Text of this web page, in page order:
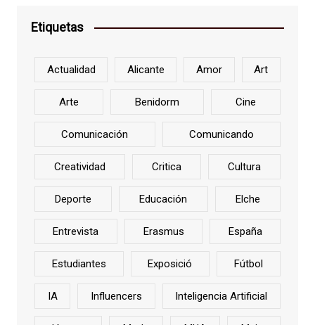
Etiquetas
Actualidad Alicante Amor Art
Arte Benidorm Cine
Comunicación Comunicando
Creatividad Critica Cultura
Deporte Educación Elche
Entrevista Erasmus España
Estudiantes Exposició Fútbol
IA Influencers Inteligencia Artificial